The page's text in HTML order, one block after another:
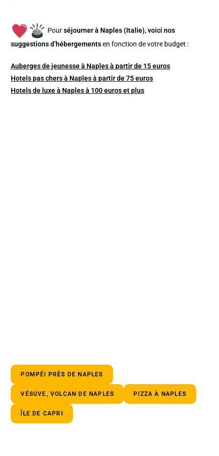
Pourséjourner à Naples (Italie), voici nos
suggestions d’hébergements en fonction de votre budget :
Auberges de jeunesse à Naples à partir de 15 euros
Hotels pas chers à Naples à partir de 75 euros
Hotels de luxe à Naples à 100 euros et plus
POMPÉI PRÈS DE NAPLES
VÉSUVE, VOLCAN DE NAPLES PIZZA À NAPLES
ÎLE DE CAPRI